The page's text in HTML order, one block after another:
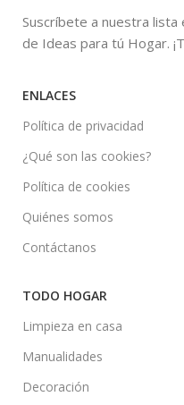
Suscríbete a nuestra
de Ideas para tú Hogar.
ENLACES
Política de privacidad
¿Qué son las cookies?
Política de cookies
Quiénes somos
Contáctanos
TODO HOGAR
Limpieza en casa
Manualidades
Decoración